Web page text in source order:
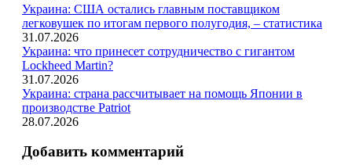
Украина: США остались главным поставщиком
легковушек по итогам первого полугодия, – статистика
31.07.2026
Украина: что принесет сотрудничество с гигантом
Lockheed Martin?
31.07.2026
Украина: страна рассчитывает на помощь Японии в
производстве Patriot
28.07.2026
Добавить комментарий